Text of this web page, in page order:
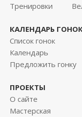
Тренировки
КАЛЕНДАРЬ
Список гонок
Календарь
Предложить гонку
ПРОЕКТЫ
О сайте
Мастерская